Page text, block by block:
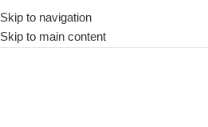
Skip to navigation
Skip to main content